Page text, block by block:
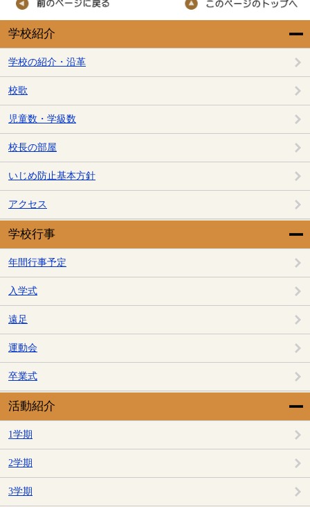
学校紹介
学校の紹介・沿革
校歌
児童数・学級数
校長の部屋
いじめ防止基本方針
アクセス
学校行事
年間行事予定
入学式
遠足
運動会
卒業式
活動紹介
1学期
2学期
3学期